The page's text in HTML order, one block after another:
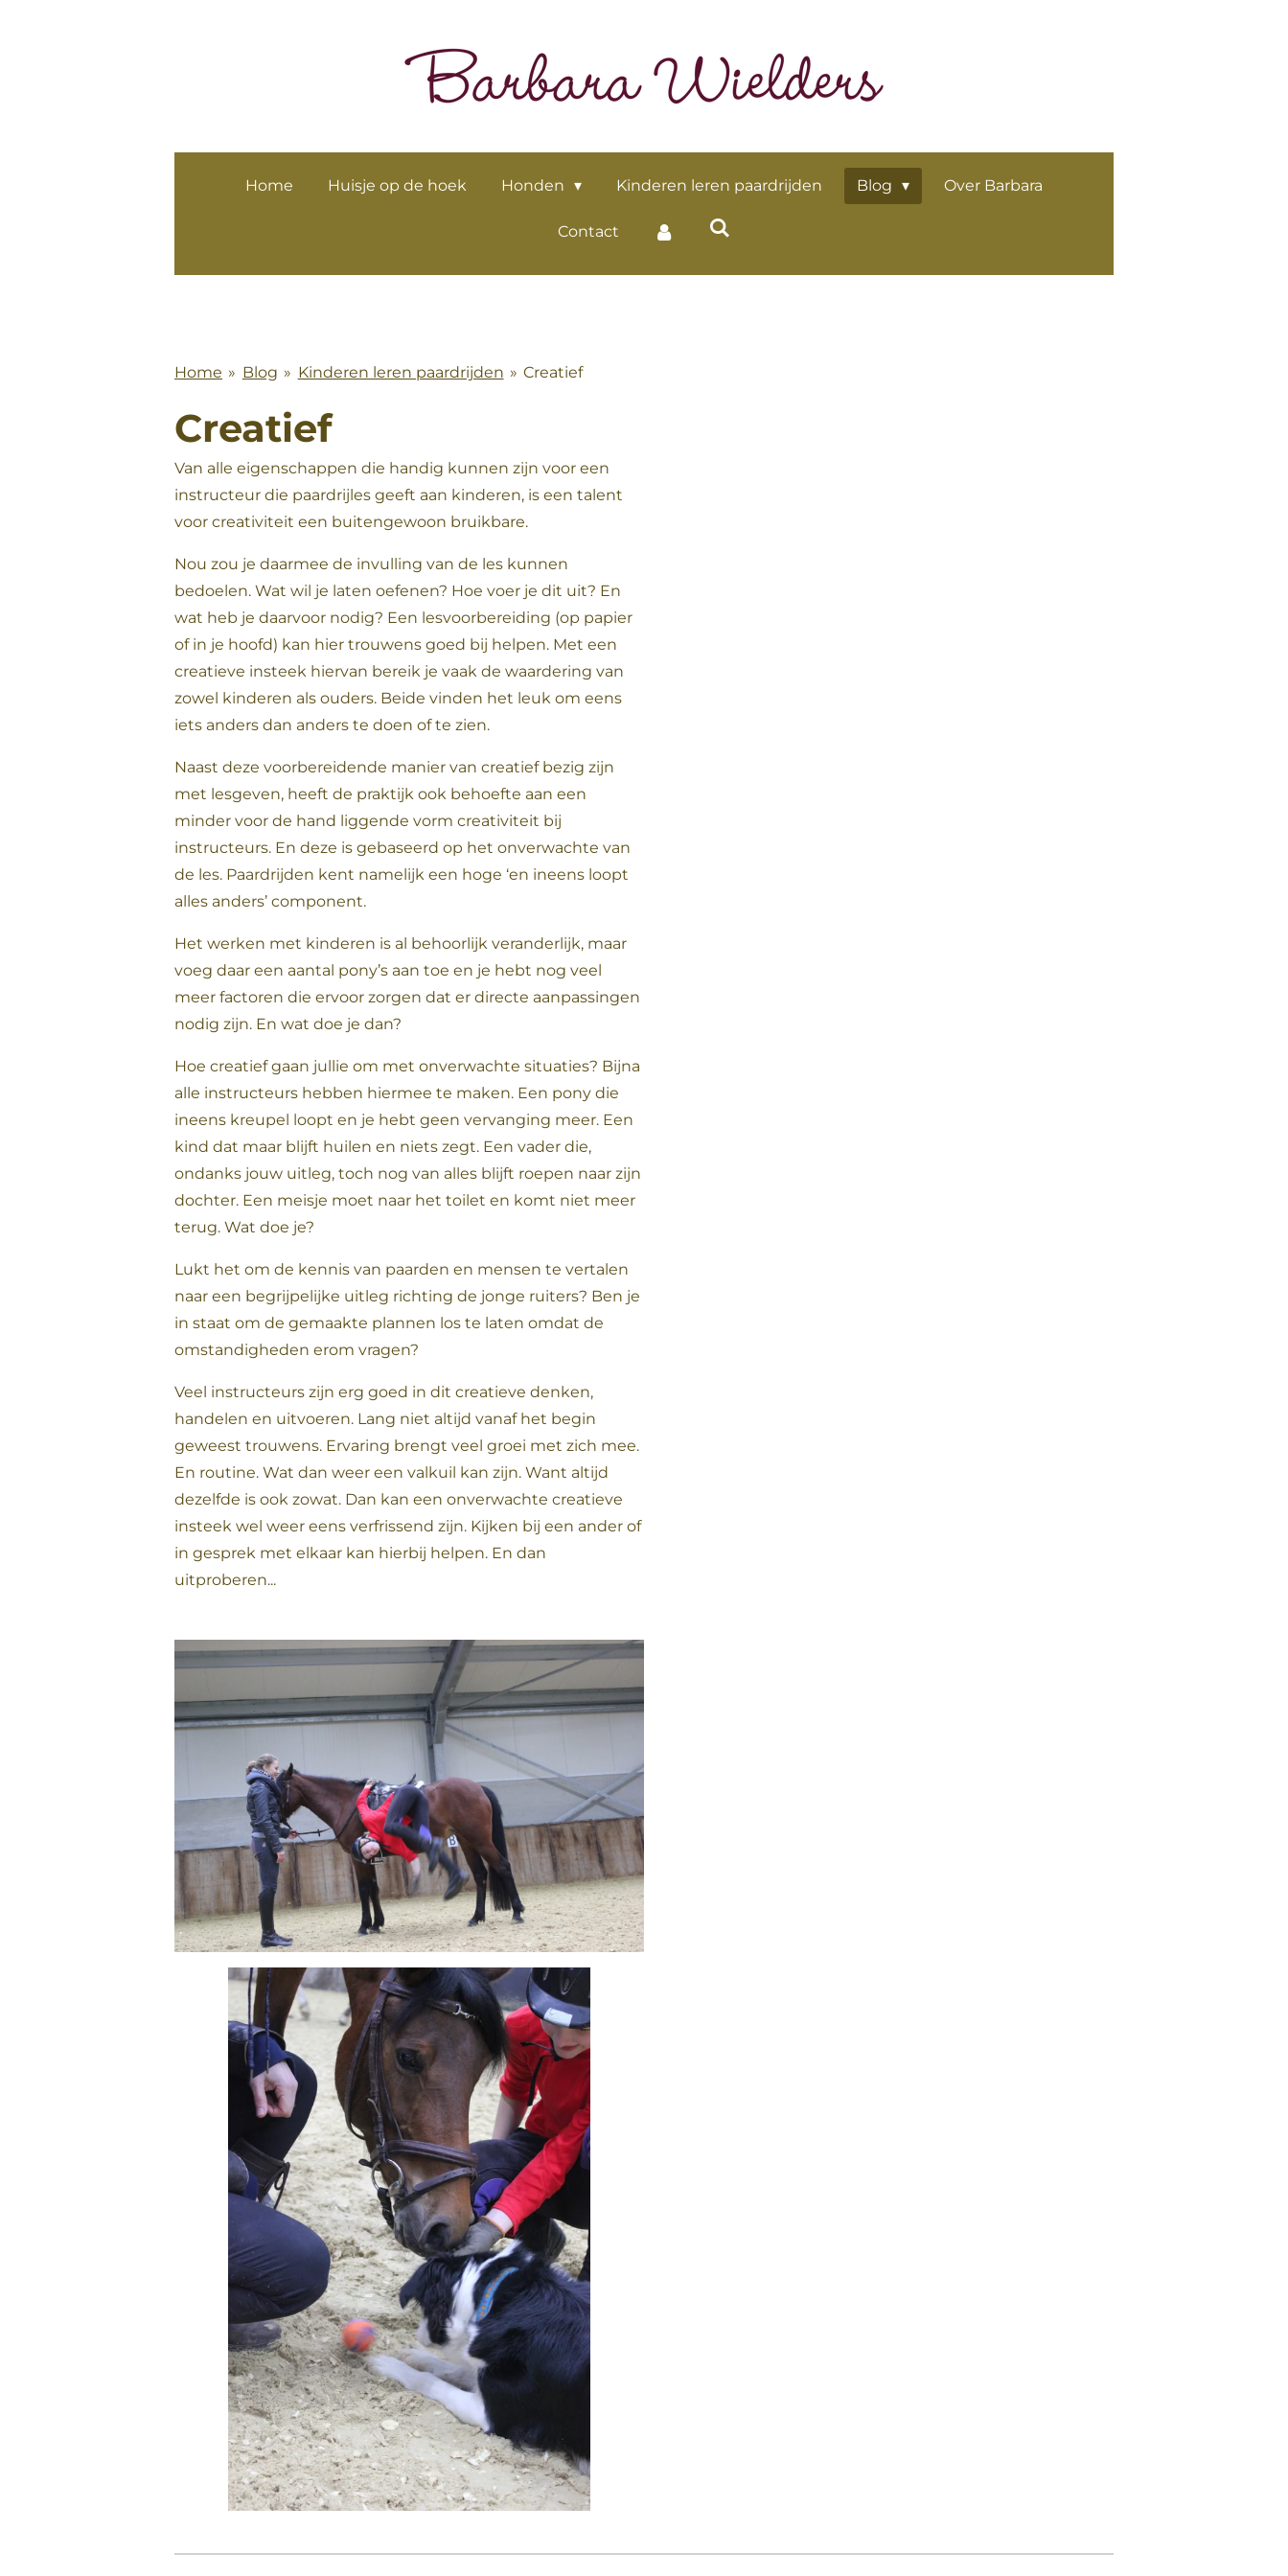
Home Huisje op de hoek Honden Kinderen leren paardrijden Blog Over Barbara
Contact
Home » Blog » Kinderen leren paardrijden » Creatief
Creatief
Van alle eigenschappen die handig kunnen zijn voor een
instructeur die paardrijles geeft aan kinderen, is een talent
voor creativiteit een buitengewoon bruikbare.
Nou zou je daarmee de invulling van de les kunnen
bedoelen. Wat wil je laten oefenen? Hoe voer je dit uit? En
wat heb je daarvoor nodig? Een lesvoorbereiding (op papier
of in je hoofd) kan hier trouwens goed bij helpen. Met een
creatieve insteek hiervan bereik je vaak de waardering van
zowel kinderen als ouders. Beide vinden het leuk om eens
iets anders dan anders te doen of te zien.
Naast deze voorbereidende manier van creatief bezig zijn
met lesgeven, heeft de praktijk ook behoefte aan een
minder voor de hand liggende vorm creativiteit bij
instructeurs. En deze is gebaseerd op het onverwachte van
de les. Paardrijden kent namelijk een hoge ‘en ineens loopt
alles anders’ component.
Het werken met kinderen is al behoorlijk veranderlijk, maar
voeg daar een aantal pony’s aan toe en je hebt nog veel
meer factoren die ervoor zorgen dat er directe aanpassingen
nodig zijn. En wat doe je dan?
Hoe creatief gaan jullie om met onverwachte situaties? Bijna
alle instructeurs hebben hiermee te maken. Een pony die
ineens kreupel loopt en je hebt geen vervanging meer. Een
kind dat maar blijft huilen en niets zegt. Een vader die,
ondanks jouw uitleg, toch nog van alles blijft roepen naar zijn
dochter. Een meisje moet naar het toilet en komt niet meer
terug. Wat doe je?
Lukt het om de kennis van paarden en mensen te vertalen
naar een begrijpelijke uitleg richting de jonge ruiters? Ben je
in staat om de gemaakte plannen los te laten omdat de
omstandigheden erom vragen?
Veel instructeurs zijn erg goed in dit creatieve denken,
handelen en uitvoeren. Lang niet altijd vanaf het begin
geweest trouwens. Ervaring brengt veel groei met zich mee.
En routine. Wat dan weer een valkuil kan zijn. Want altijd
dezelfde is ook zowat. Dan kan een onverwachte creatieve
insteek wel weer eens verfrissend zijn. Kijken bij een ander of
in gesprek met elkaar kan hierbij helpen. En dan
uitproberen...